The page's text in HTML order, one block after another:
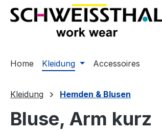
Zur Hauptnavigation springen
Home Kleidung Accessoires
Kleidung Hemden & Blusen
Bluse, Arm kurz